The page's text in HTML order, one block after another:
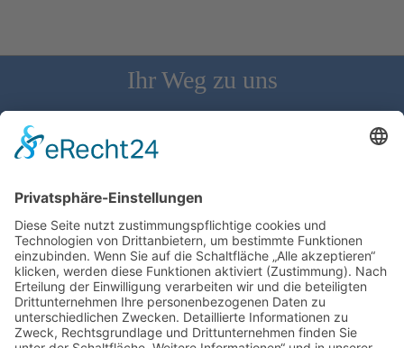
Ihr Weg zu uns
Schloss Bürgeln, 79418 Schliengen | Telefon: 07626/237 | E-
Mail: direktion@schlossbuergeln.de
Wir benötigen Ihre Zustimmung, um den
Google Maps-Service zu laden!
Wir verwenden einen Service eines
Drittanbieters, um Karteninhalte einzubetten.
Dieser Service kann Daten zu Ihren Aktivitäten
sammeln. Bitte lesen Sie die Details durch und